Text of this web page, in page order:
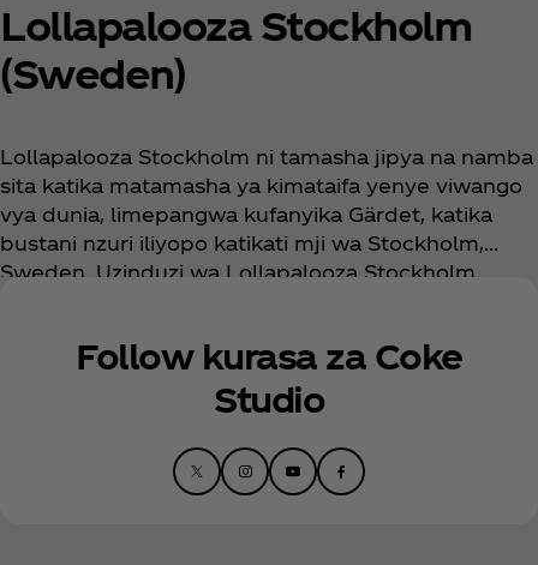
Lollapalooza Stockholm
(Sweden)
Lollapalooza Stockholm ni tamasha jipya na namba
sita katika matamasha ya kimataifa yenye viwango
vya dunia, limepangwa kufanyika Gärdet, katika
bustani nzuri iliyopo katikati mji wa Stockholm,
Sweden. Uzinduzi wa Lollapalooza Stockholm
Follow kurasa za Coke
Studio